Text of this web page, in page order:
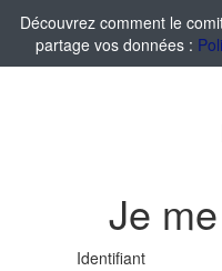
Découvrez comment le
partage vos données :
Je
Identifiant